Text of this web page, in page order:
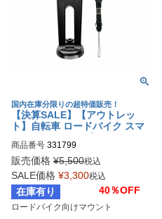
国内在庫分限りの超特価販売！
【決算SALE】【アウトレッ
ト】自転車 ロードバイク スマ
ホマウント/ホルダー ROKFOR
M アヘッドステム v
商品番号 331799
販売価格 ¥5,500税込
SALE価格 ¥3,300税込
在庫有り 40％OFF
ロードバイク向けマウント